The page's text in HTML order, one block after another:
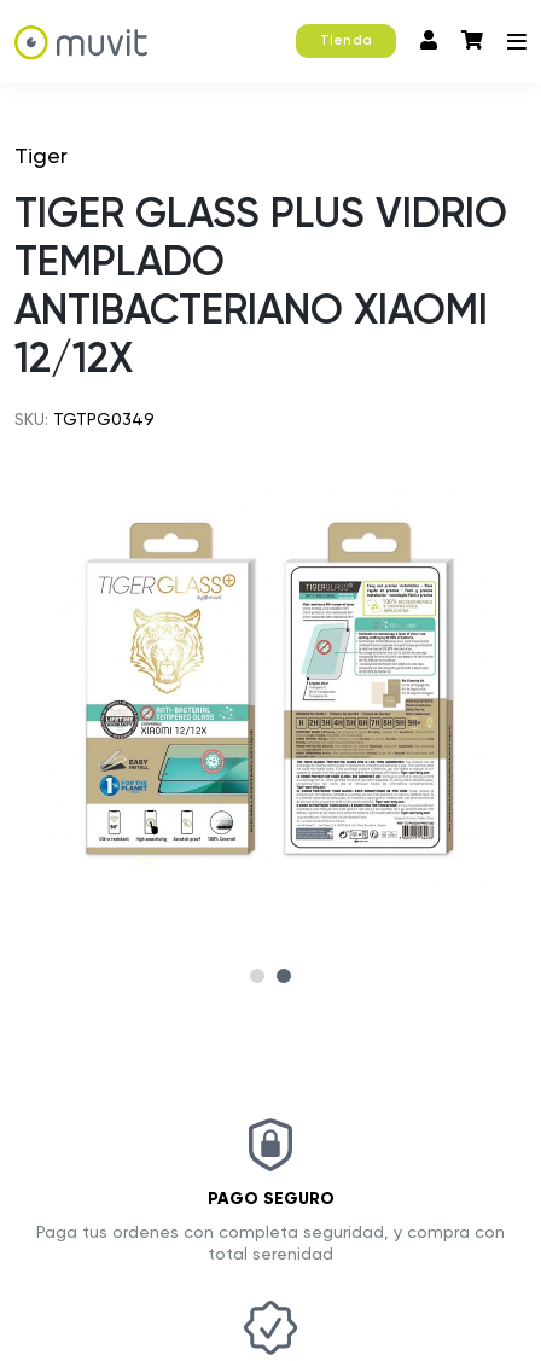
Tienda
Tiger
TIGER GLASS PLUS VIDRIO
TEMPLADO
ANTIBACTERIANO XIAOMI
12/12X
SKU: TGTPG0349
PAGO SEGURO
Paga tus ordenes con completa seguridad, y compra con
total serenidad